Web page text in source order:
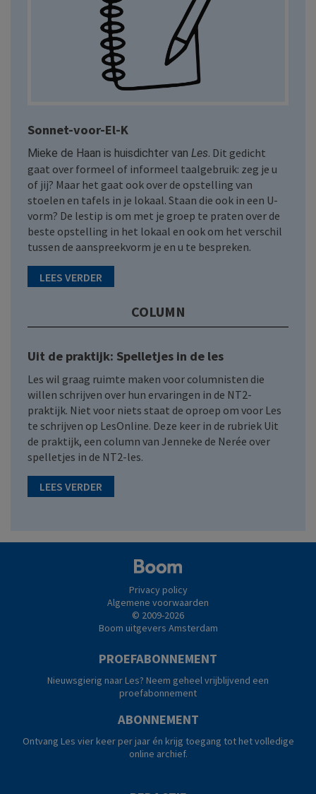
Sonnet-voor-El-K
Mieke de Haan is huisdichter van Les. Dit gedicht
gaat over formeel of informeel taalgebruik: zeg je u
of jij? Maar het gaat ook over de opstelling van
stoelen en tafels in je lokaal. Staan die ook in een U-
vorm? De lestip is om met je groep te praten over de
beste opstelling in het lokaal en ook om het verschil
tussen de aanspreekvorm je en u te bespreken.
LEES VERDER
COLUMN
Uit de praktijk: Spelletjes in de les
Les wil graag ruimte maken voor columnisten die
willen schrijven over hun ervaringen in de NT2-
praktijk. Niet voor niets staat de oproep om voor Les
te schrijven op LesOnline. Deze keer in de rubriek Uit
de praktijk, een column van Jenneke de Nerée over
spelletjes in de NT2-les.
LEES VERDER
Privacy policy
Algemene voorwaarden
© 2009-2026
Boom uitgevers Amsterdam
PROEFABONNEMENT
Nieuwsgierig naar Les? Neem geheel vrijblijvend een
proefabonnement
ABONNEMENT
Ontvang Les vier keer per jaar én krijg toegang tot het volledige
online archief.